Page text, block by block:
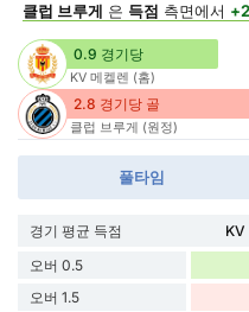
클럽 브루게 은 득점 측면에서
0.9 경기당
KV 메켈렌 (홈)
2.8 경기당 골
클럽 브루게 (원정)
풀타임
경기 평균 득점
오버 0.5
오버 1.5